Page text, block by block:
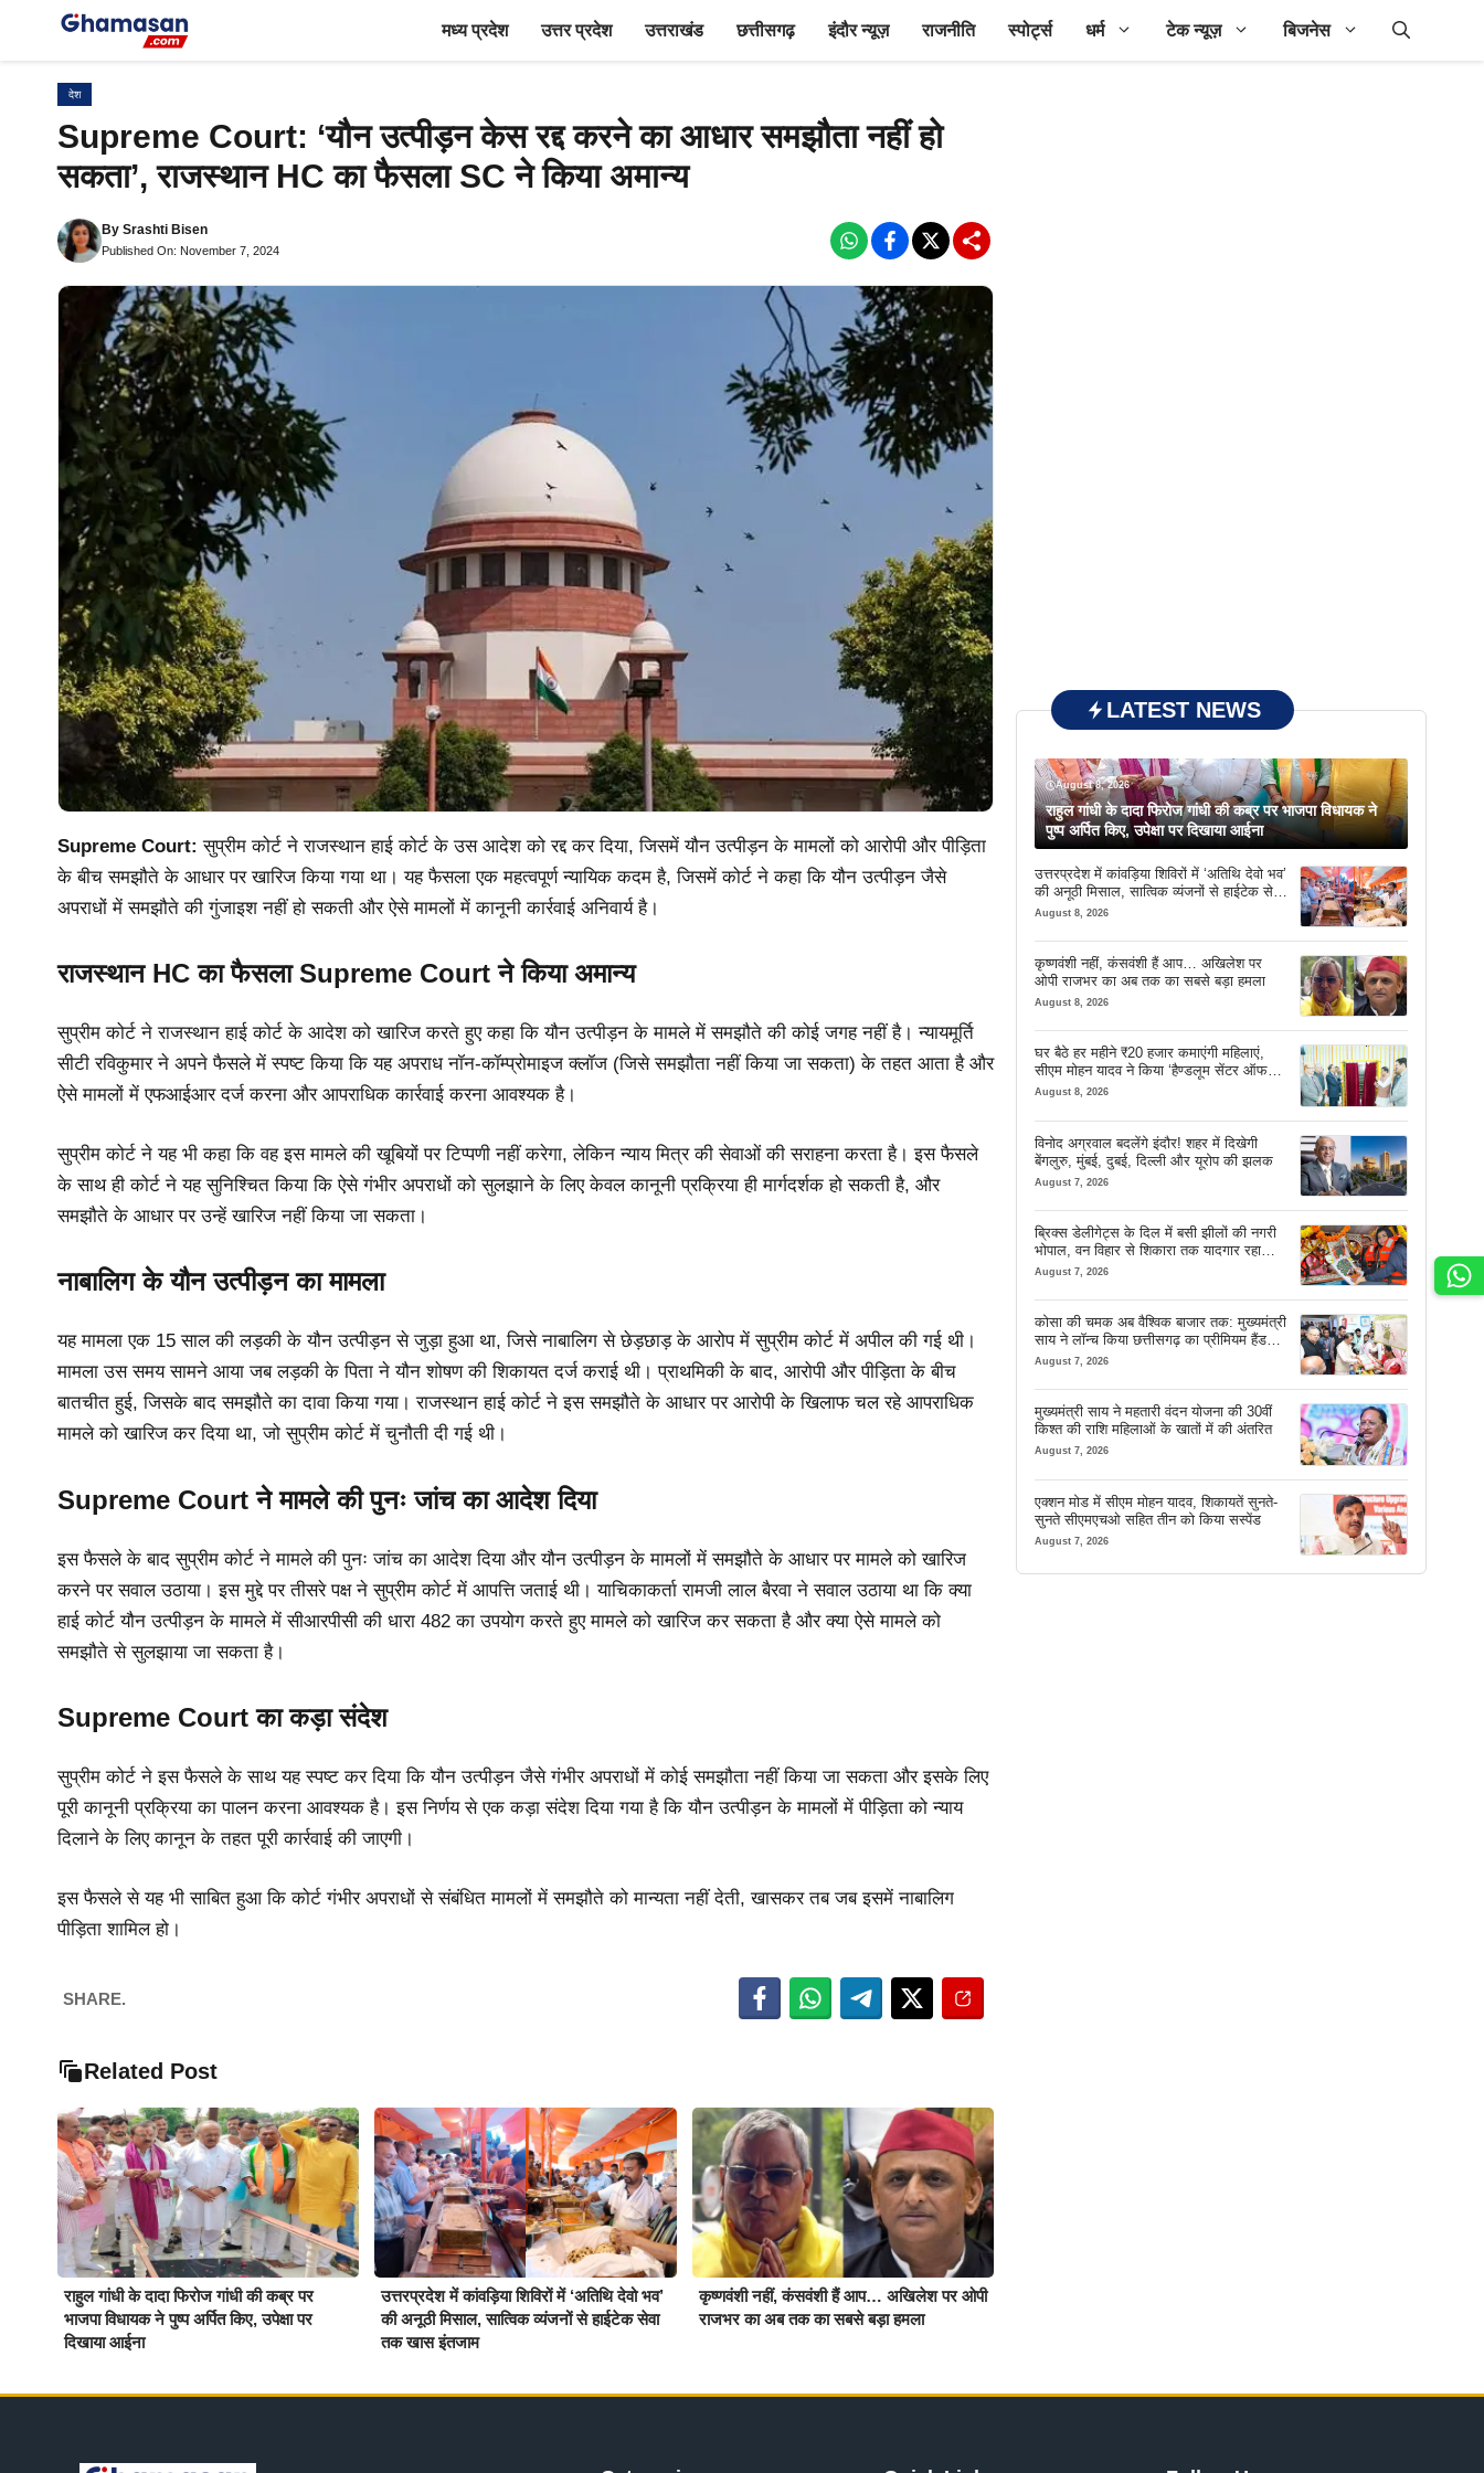
मध्य प्रदेश उत्तर प्रदेश उत्तराखंड छत्तीसगढ़ इंदौर न्यूज़ राजनीति स्पोर्ट्स धर्म टेक न्यूज़ बिजनेस
देश
Supreme Court: ‘यौन उत्पीड़न केस रद्द करने का आधार समझौता नहीं हो
सकता’, राजस्थान HC का फैसला SC ने किया अमान्य
By Srashti Bisen
Published On: November 7, 2024
Supreme Court:सुप्रीम कोर्ट ने राजस्थान हाई कोर्ट के उस आदेश को रद्द कर दिया, जिसमें यौन उत्पीड़न के मामलों को आरोपी और पीड़िता
के बीच समझौते के आधार पर खारिज किया गया था। यह फैसला एक महत्वपूर्ण न्यायिक कदम है, जिसमें कोर्ट ने कहा कि यौन उत्पीड़न जैसे
अपराधों में समझौते की गुंजाइश नहीं हो सकती और ऐसे मामलों में कानूनी कार्रवाई अनिवार्य है।
राजस्थान HC का फैसला Supreme Court ने किया अमान्य
सुप्रीम कोर्ट ने राजस्थान हाई कोर्ट के आदेश को खारिज करते हुए कहा कि यौन उत्पीड़न के मामले में समझौते की कोई जगह नहीं है। न्यायमूर्ति
सीटी रविकुमार ने अपने फैसले में स्पष्ट किया कि यह अपराध नॉन-कॉम्प्रोमाइज क्लॉज (जिसे समझौता नहीं किया जा सकता) के तहत आता है और
ऐसे मामलों में एफआईआर दर्ज करना और आपराधिक कार्रवाई करना आवश्यक है।
सुप्रीम कोर्ट ने यह भी कहा कि वह इस मामले की खूबियों पर टिप्पणी नहीं करेगा, लेकिन न्याय मित्र की सेवाओं की सराहना करता है। इस फैसले
के साथ ही कोर्ट ने यह सुनिश्चित किया कि ऐसे गंभीर अपराधों को सुलझाने के लिए केवल कानूनी प्रक्रिया ही मार्गदर्शक हो सकती है, और
समझौते के आधार पर उन्हें खारिज नहीं किया जा सकता।
नाबालिग के यौन उत्पीड़न का मामला
यह मामला एक 15 साल की लड़की के यौन उत्पीड़न से जुड़ा हुआ था, जिसे नाबालिग से छेड़छाड़ के आरोप में सुप्रीम कोर्ट में अपील की गई थी।
मामला उस समय सामने आया जब लड़की के पिता ने यौन शोषण की शिकायत दर्ज कराई थी। प्राथमिकी के बाद, आरोपी और पीड़िता के बीच
बातचीत हुई, जिसके बाद समझौते का दावा किया गया। राजस्थान हाई कोर्ट ने इस समझौते के आधार पर आरोपी के खिलाफ चल रहे आपराधिक
मामले को खारिज कर दिया था, जो सुप्रीम कोर्ट में चुनौती दी गई थी।
Supreme Court ने मामले की पुनः जांच का आदेश दिया
इस फैसले के बाद सुप्रीम कोर्ट ने मामले की पुनः जांच का आदेश दिया और यौन उत्पीड़न के मामलों में समझौते के आधार पर मामले को खारिज
करने पर सवाल उठाया। इस मुद्दे पर तीसरे पक्ष ने सुप्रीम कोर्ट में आपत्ति जताई थी। याचिकाकर्ता रामजी लाल बैरवा ने सवाल उठाया था कि क्या
हाई कोर्ट यौन उत्पीड़न के मामले में सीआरपीसी की धारा 482 का उपयोग करते हुए मामले को खारिज कर सकता है और क्या ऐसे मामले को
समझौते से सुलझाया जा सकता है।
Supreme Courtका कड़ा संदेश
सुप्रीम कोर्ट ने इस फैसले के साथ यह स्पष्ट कर दिया कि यौन उत्पीड़न जैसे गंभीर अपराधों में कोई समझौता नहीं किया जा सकता और इसके लिए
पूरी कानूनी प्रक्रिया का पालन करना आवश्यक है। इस निर्णय से एक कड़ा संदेश दिया गया है कि यौन उत्पीड़न के मामलों में पीड़िता को न्याय
दिलाने के लिए कानून के तहत पूरी कार्रवाई की जाएगी।
इस फैसले से यह भी साबित हुआ कि कोर्ट गंभीर अपराधों से संबंधित मामलों में समझौते को मान्यता नहीं देती, खासकर तब जब इसमें नाबालिग
पीड़िता शामिल हो।
SHARE.
Related Post
राहुल गांधी के दादा फिरोज गांधी की कब्र पर
भाजपा विधायक ने पुष्प अर्पित किए, उपेक्षा पर
दिखाया आईना
उत्तरप्रदेश में कांवड़िया शिविरों में ‘अतिथि देवो भव’
की अनूठी मिसाल, सात्विक व्यंजनों से हाईटेक सेवा
तक खास इंतजाम
कृष्णवंशी नहीं, कंसवंशी हैं आप… अखिलेश पर ओपी
राजभर का अब तक का सबसे बड़ा हमला
LATEST NEWS
August 8, 2026
राहुल गांधी के दादा फिरोज गांधी की कब्र पर भाजपा विधायक ने
पुष्प अर्पित किए, उपेक्षा पर दिखाया आईना
उत्तरप्रदेश में कांवड़िया शिविरों में ‘अतिथि देवो भव’
की अनूठी मिसाल, सात्विक व्यंजनों से हाईटेक सेवा
तक खास इंतजाम
August 8, 2026
कृष्णवंशी नहीं, कंसवंशी हैं आप… अखिलेश पर
ओपी राजभर का अब तक का सबसे बड़ा हमला
August 8, 2026
घर बैठे हर महीने ₹20 हजार कमाएंगी महिलाएं,
सीएम मोहन यादव ने किया ‘हैण्डलूम सेंटर ऑफ
एक्सीलेंस’ का शुभारंभ
August 8, 2026
विनोद अग्रवाल बदलेंगे इंदौर! शहर में दिखेगी
बेंगलुरु, मुंबई, दुबई, दिल्ली और यूरोप की झलक
August 7, 2026
ब्रिक्स डेलीगेट्स के दिल में बसी झीलों की नगरी
भोपाल, वन विहार से शिकारा तक यादगार रहा
सफर
August 7, 2026
कोसा की चमक अब वैश्विक बाजार तक: मुख्यमंत्री
साय ने लॉन्च किया छत्तीसगढ़ का प्रीमियम हैंडलूम
ब्रांड ‘कोशल फैब’
August 7, 2026
मुख्यमंत्री साय ने महतारी वंदन योजना की 30वीं
किश्त की राशि महिलाओं के खातों में की अंतरित
August 7, 2026
एक्शन मोड में सीएम मोहन यादव, शिकायतें सुनते-
सुनते सीएमएचओ सहित तीन को किया सस्पेंड
August 7, 2026